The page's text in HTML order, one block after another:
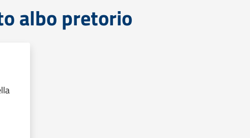
albo pretorio